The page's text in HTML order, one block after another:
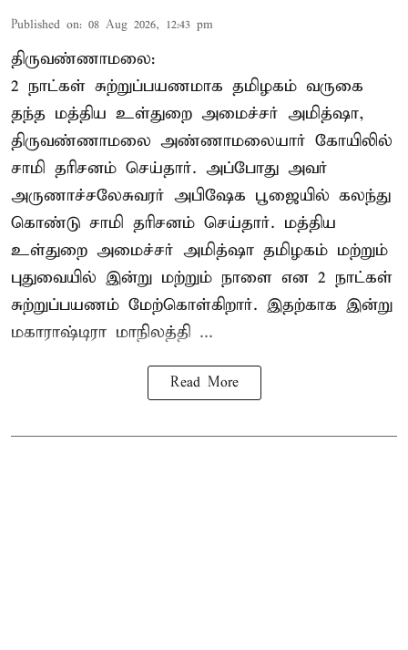
Published on: 08 Aug 2026, 12:43 pm
திருவண்ணாமலை:
2 நாட்கள் சுற்றுப்பயணமாக தமிழகம் வருகை
தந்த மத்திய உள்துறை அமைச்சர் அமித்ஷா,
திருவண்ணாமலை அண்ணாமலையார் கோயிலில்
சாமி தரிசனம் செய்தார். அப்போது அவர்
அருணாச்சலேசுவரர் அபிஷேக பூஜையில் கலந்து
கொண்டு சாமி தரிசனம் செய்தார். மத்திய
உள்துறை அமைச்சர் அமித்ஷா தமிழகம் மற்றும்
புதுவையில் இன்று மற்றும் நாளை என 2 நாட்கள்
சுற்றுப்பயணம் மேற்கொள்கிறார். இதற்காக இன்று
மகாராஷ்டிரா மாநிலத்தி ...
Read More